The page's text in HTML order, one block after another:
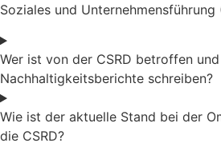
Soziales und Unternehmensführung
Wer ist von der CSRD betroffen
Nachhaltigkeitsberichte schreiben?
Wie ist der aktuelle Stand bei der
die CSRD?